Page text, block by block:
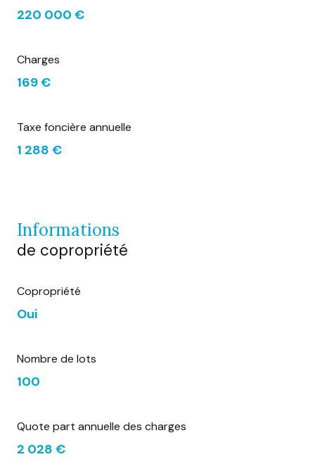
220 000 €
Charges
169 €
Taxe foncière annuelle
1 288 €
informations
de copropriété
Copropriété
Oui
Nombre de lots
100
Quote part annuelle des charges
2 028 €